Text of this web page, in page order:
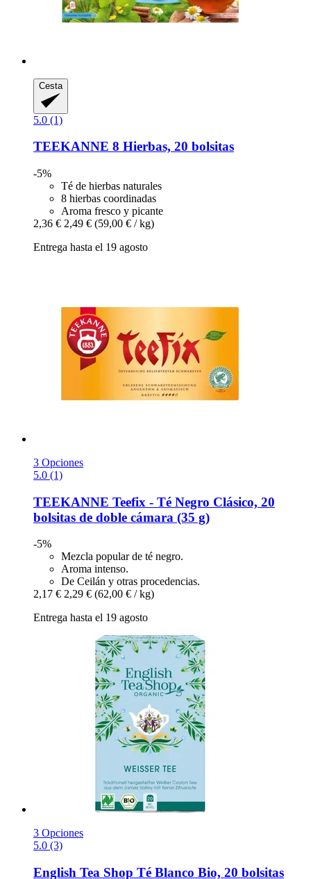
Cesta
5.0 (1)
TEEKANNE 8 Hierbas, 20 bolsitas
-5%
Té de hierbas naturales
8 hierbas coordinadas
Aroma fresco y picante
2,36 € 2,49 € (59,00 € / kg)
Entrega hasta el 19 agosto
3 Opciones
5.0 (1)
TEEKANNE Teefix -​ Té Negro Clásico, 20
bolsitas de doble cámara (35 g)
-5%
Mezcla popular de té negro.
Aroma intenso.
De Ceilán y otras procedencias.
2,17 € 2,29 € (62,00 € / kg)
Entrega hasta el 19 agosto
3 Opciones
5.0 (3)
English Tea Shop Té Blanco Bio, 20 bolsitas